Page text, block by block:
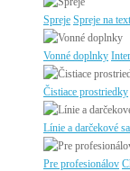
Spreje Spreje na
Vonné doplnky
Čistiace prostriedky
Línie a darčekové
Pre profesionálov